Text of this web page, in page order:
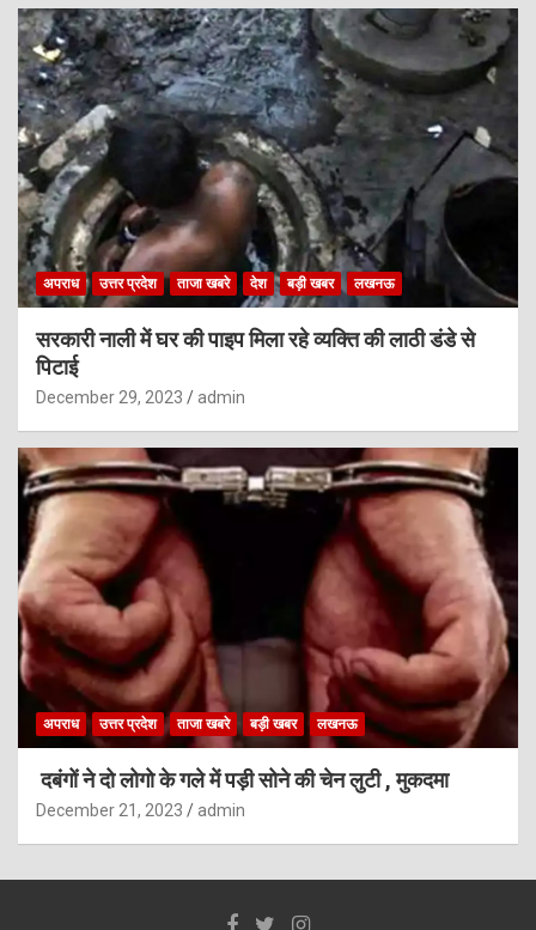
अपराध उत्तर प्रदेश ताजा खबरे देश बड़ी खबर लखनऊ
सरकारी नाली में घर की पाइप मिला रहे व्यक्ति की लाठी डंडे से
पिटाई
December 29, 2023 admin
अपराध उत्तर प्रदेश ताजा खबरे बड़ी खबर लखनऊ
दबंगों ने दो लोगो के गले में पड़ी सोने की चेन लुटी , मुकदमा
December 21, 2023 admin